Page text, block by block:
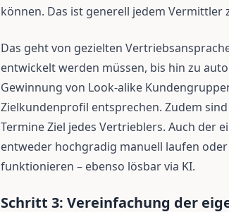
können. Das ist generell jedem Vermittler
Das geht von gezielten
entwickelt werden müssen, bis hin zu
Gewinnung von Look-alike
Zielkundenprofil entsprechen. Zudem
Termine Ziel jedes Vertrieblers. Auch der
entweder hochgradig manuell laufen
funktionieren – ebenso lösbar via KI.
Schritt 3: Vereinfachung der